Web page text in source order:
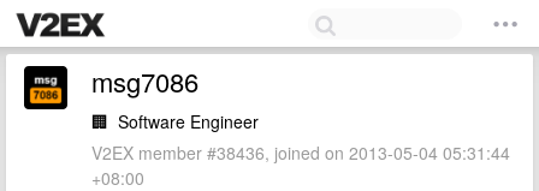
msg7086
🏢 Software Engineer
V2EX member #38436, joined on 2013-05-04 05:31:44
+08:00